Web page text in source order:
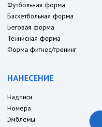
Футбольная форма
Баскетбольная форма
Беговая форма
Теннисная форма
Форма фитнес/тренинг
НАНЕСЕНИЕ
Надписи
Номера
Эмблемы